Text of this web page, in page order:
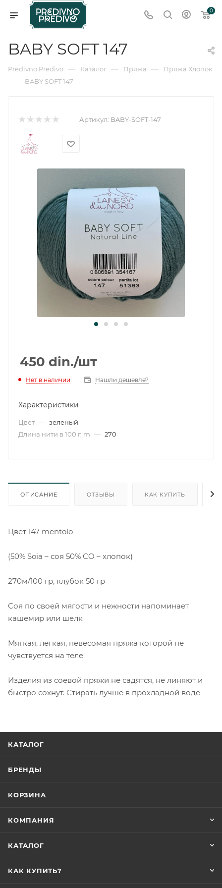
0
BABY SOFT 147
Predivno Predivo — Каталог — Пряжа — Пряжа Хлопок
— BABY SOFT 147
Артикул: BABY-SOFT-147
450 din./шт
Нет в наличии Нашли дешевле?
Характеристики
Цвет — зеленый
Длина нити в 100 г, m — 270
ОПИСАНИЕ ОТЗЫВЫ КАК КУПИТЬ
Цвет 147 mentolo
(50% Soia – соя 50% CO – хлопок)
270м/100 гр, клубок 50 гр
Соя по своей мягости и нежности напоминает
кашемир или шелк
Мягкая, легкая, невесомая пряжа которой не
чувствуется на теле
Изделия из соевой пряжи не садятся, не линяют и
быстро сохнут. Стирать лучше в прохладной воде
КАТАЛОГ
БРЕНДЫ
КОРЗИНА
КОМПАНИЯ
КАТАЛОГ
КАК КУПИТЬ?